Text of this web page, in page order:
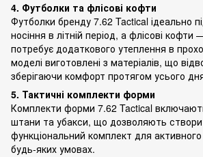
4. Футболки та флісові кофти
Футболки бренду 7.62 Tactical ідеально
носіння в літній період, а флісові
потребує додаткового утеплення в
моделі виготовлені з матеріалів, що
зберігаючи комфорт протягом усього
5. Тактичні комплекти форми
Комплекти форми 7.62 Tactical
штани та убакси, що дозволяють
функціональний комплект для
будь-яких умовах.